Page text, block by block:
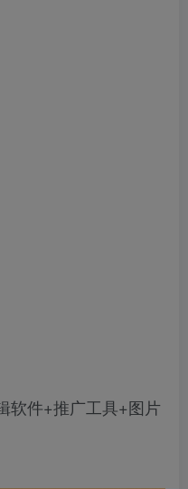
软件+推广工具+图片